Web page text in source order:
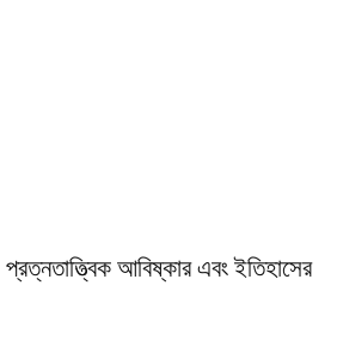
প্রত্নতাত্ত্বিক আবিষ্কার এবং ইতিহাসের